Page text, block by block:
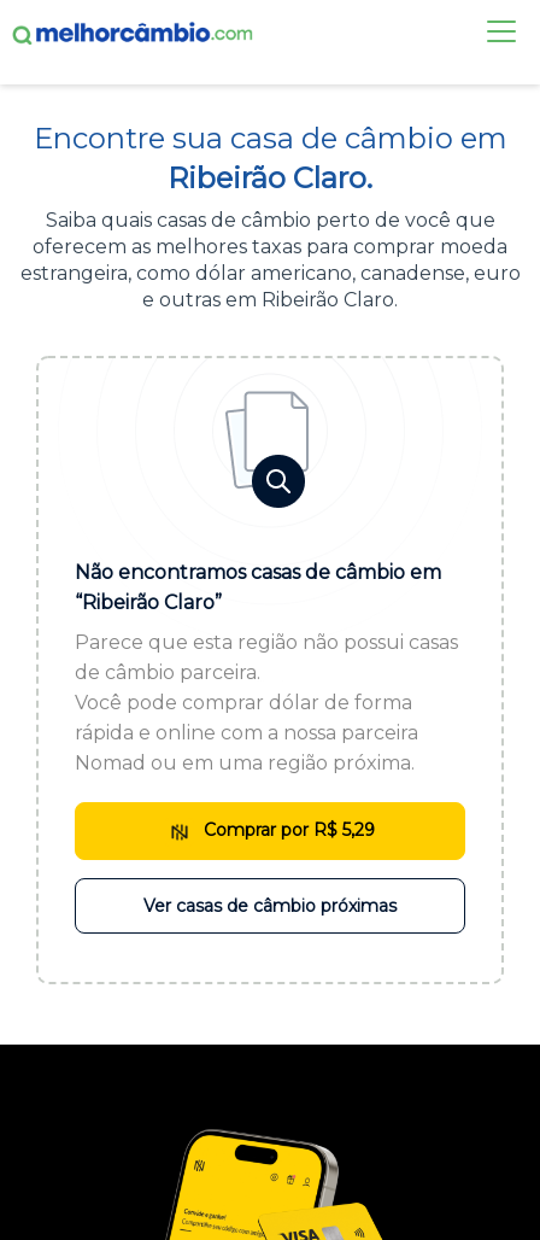
CASAS DE CÂMBIO
DÓLAR HOJE
ALERTA DE CÂMBIO
Acesse sua conta:
BROKER DE OFERTAS
ou cadastre-se se ainda não tem registro:
CADASTRE-SE
Encontre sua casa de câmbio em
Ribeirão Claro.
Saiba quais casas de câmbio perto de você que
oferecem as melhores taxas para comprar moeda
estrangeira, como dólar americano, canadense, euro
e outras em Ribeirão Claro.
Não encontramos casas de câmbio em
“Ribeirão Claro”
Parece que esta região não possui casas
de câmbio parceira.
Você pode comprar dólar de forma
rápida e online com a nossa parceira
Nomad ou em uma região próxima.
Comprar por R$ 5,29
Ver casas de câmbio próximas